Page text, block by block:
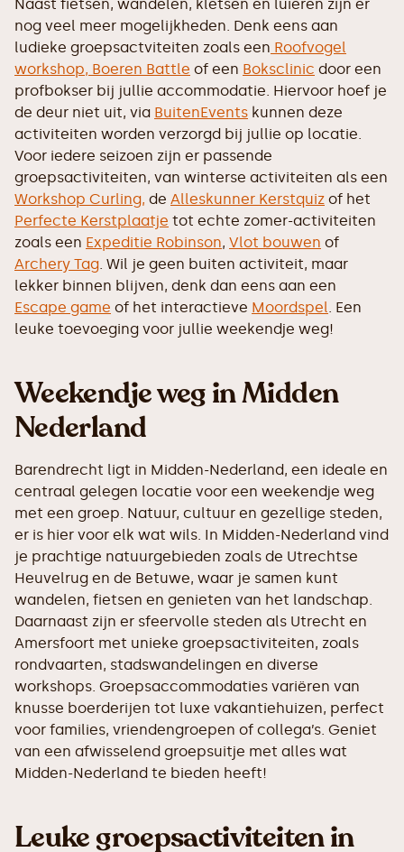
Naast fietsen, wandelen, kletsen en luieren zijn er
nog veel meer mogelijkheden. Denk eens aan
ludieke groepsactviteiten zoals een Roofvogel
workshop, Boeren Battle of een Boksclinic door een
profbokser bij jullie accommodatie. Hiervoor hoef je
de deur niet uit, via BuitenEvents kunnen deze
activiteiten worden verzorgd bij jullie op locatie.
Voor iedere seizoen zijn er passende
groepsactiviteiten, van winterse activiteiten als een
Workshop Curling, de Alleskunner Kerstquiz of het
Perfecte Kerstplaatje tot echte zomer-activiteiten
zoals een Expeditie Robinson, Vlot bouwen of
Archery Tag. Wil je geen buiten activiteit, maar
lekker binnen blijven, denk dan eens aan een
Escape game of het interactieve Moordspel. Een
leuke toevoeging voor jullie weekendje weg!
Weekendje weg in Midden
Nederland
Barendrecht ligt in Midden-Nederland, een ideale en
centraal gelegen locatie voor een weekendje weg
met een groep. Natuur, cultuur en gezellige steden,
er is hier voor elk wat wils. In Midden-Nederland vind
je prachtige natuurgebieden zoals de Utrechtse
Heuvelrug en de Betuwe, waar je samen kunt
wandelen, fietsen en genieten van het landschap.
Daarnaast zijn er sfeervolle steden als Utrecht en
Amersfoort met unieke groepsactiviteiten, zoals
rondvaarten, stadswandelingen en diverse
workshops. Groepsaccommodaties variëren van
knusse boerderijen tot luxe vakantiehuizen, perfect
voor families, vriendengroepen of collega’s. Geniet
van een afwisselend groepsuitje met alles wat
Midden-Nederland te bieden heeft!
Leuke groepsactiviteiten in